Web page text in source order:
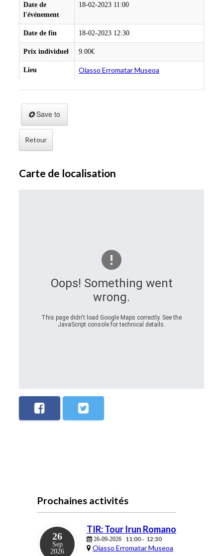
Date de
l'événement
18-02-2023 11:00
Date de fin 18-02-2023 12:30
Prix individuel 9.00€
Lieu Oiasso Erromatar Museoa
Save to
Retour
Carte de localisation
Oops! Something went
wrong.
This page didn't load Google Maps correctly. See the
JavaScript console for technical details.
Prochaines activités
26
Sep
2026
TIR: Tour Irun Romano
26-09-2026 11:00- 12:30
Oiasso Erromatar Museoa